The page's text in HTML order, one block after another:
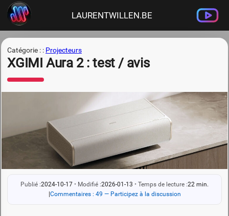
LAURENTWILLEN.BE
Catégorie : : Projecteurs
XGIMI Aura 2 : test / avis
Publié :2024-10-17 • Modifié :2026-01-13 • Temps de lecture :22 min.
|Commentaires : 49 — Participez à la discussion